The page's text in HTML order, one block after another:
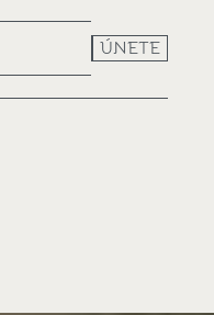
ÚNETE